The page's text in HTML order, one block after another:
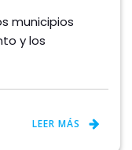
municipios
y los
LEER MÁS